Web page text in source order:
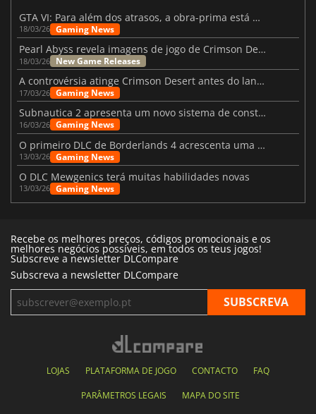
GTA VI: Para além dos atrasos, a obra-prima está quase a chegar
18/03/26 Gaming News
Pearl Abyss revela imagens de jogo de Crimson Desert para a PS5
18/03/26 New Game Releases
A controvérsia atinge Crimson Desert antes do lançamento
17/03/26 Gaming News
Subnautica 2 apresenta um novo sistema de construção de bases
16/03/26 Gaming News
O primeiro DLC de Borderlands 4 acrescenta uma nova personagem e muito mais
13/03/26 Gaming News
O DLC Mewgenics terá muitas habilidades novas
13/03/26 Gaming News
Recebe os melhores preços, códigos promocionais e os
melhores negócios possíveis, em todos os teus jogos!
Subscreve a newsletter DLCompare
Subscreva a newsletter DLCompare
LOJAS PLATAFORMA DE JOGO CONTACTO FAQ
PARÂMETROS LEGAIS MAPA DO SITE